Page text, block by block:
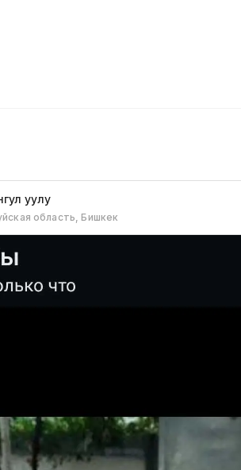
уулу
область, Бишкек